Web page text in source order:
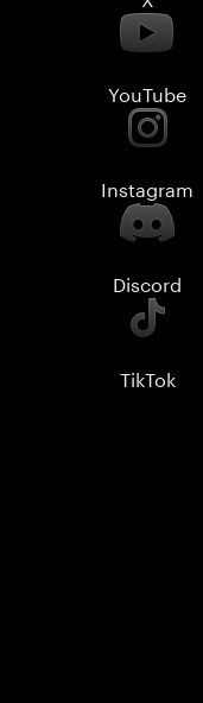
YouTube
Instagram
Discord
TikTok